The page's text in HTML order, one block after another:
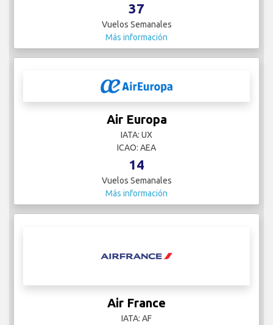
37
Vuelos Semanales
Más información
Air Europa
IATA: UX
ICAO: AEA
14
Vuelos Semanales
Más información
Air France
IATA: AF